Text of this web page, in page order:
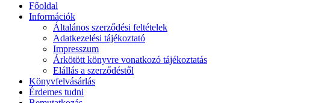
Főoldal
Információk
Általános szerződési feltételek
Adatkezelési tájékoztató
Impresszum
Árkötött könyvre vonatkozó tájékoztatás
Elállás a szerződéstől
Könyvfelvásárlás
Érdemes tudni